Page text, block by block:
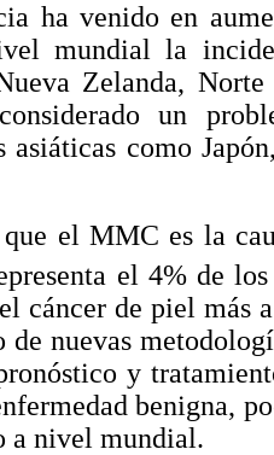
ha venido en
mundial la
Zelanda,
un
asiáticas como
el MMC es la
el 4% de los
cáncer de piel más
de nuevas
y
benigna,
a nivel mundial.